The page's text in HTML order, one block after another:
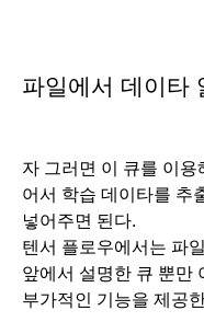
파일에서 데이타
자 그러면 이 큐를 이용
어서 학습 데이타를 추
넣어주면 된다.
텐서 플로우에서는 파
앞에서 설명한 큐 뿐만
부가적인 기능을 제공